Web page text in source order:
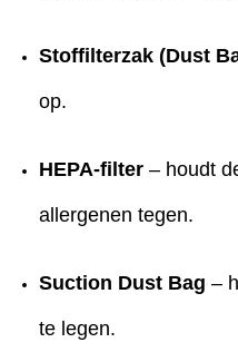
Stoffilterzak (Dust
op.
HEPA-filter – houdt
allergenen tegen.
Suction Dust Bag –
te legen.